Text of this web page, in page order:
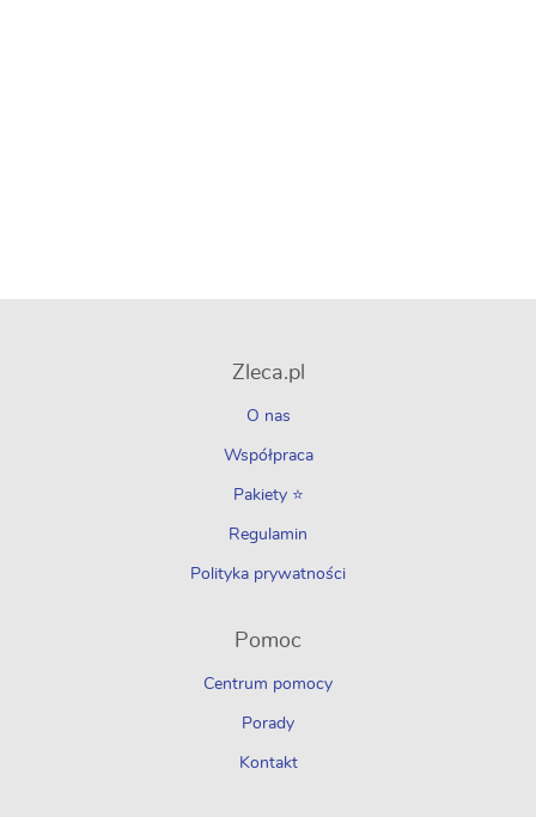
Zleca.pl
O nas
Współpraca
Pakiety ⭐
Regulamin
Polityka prywatności
Pomoc
Centrum pomocy
Porady
Kontakt